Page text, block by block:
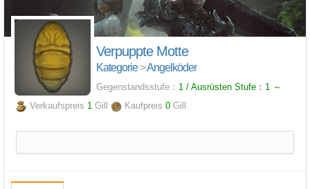
Verpuppte Motte
Kategorie>Angelköder
Gegenstandsstufe： 1 / Ausrüsten Stufe： 1 ～
Verkaufspreis 1 Gill Kaufpreis 0 Gill